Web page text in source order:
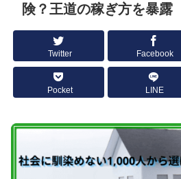
険？王道の稼ぎ方を暴露
Twitter Facebook
Pocket LINE